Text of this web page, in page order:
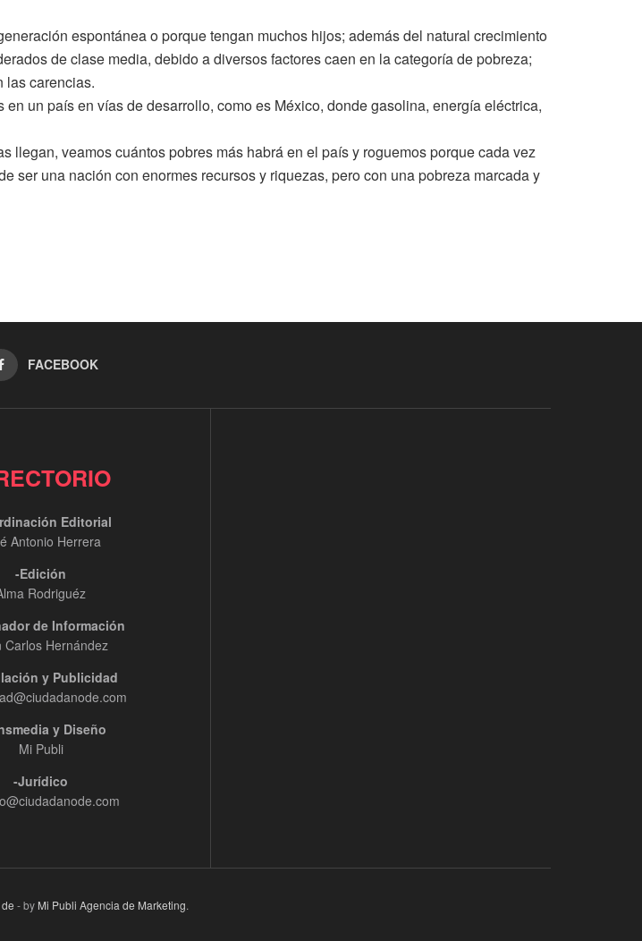
espontánea o porque tengan muchos hijos; además del natural crecimiento
de clase media, debido a diversos factores caen en la categoría de pobreza;
las carencias.
un país en vías de desarrollo, como es México, donde gasolina, energía eléctrica,
llegan, veamos cuántos pobres más habrá en el país y roguemos porque cada vez
ser una nación con enormes recursos y riquezas, pero con una pobreza marcada y
FACEBOOK
Editorial
Antonio Herrera
-Edición
Rodriguéz
de Información
Carlos Hernández
y Publicidad
y Diseño
Mi Publi
-Jurídico
- by Mi Publi Agencia de Marketing.